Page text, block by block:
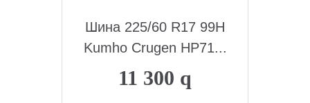
Шина 225/60 R17 99H
Kumho Crugen HP71...
11 300 q